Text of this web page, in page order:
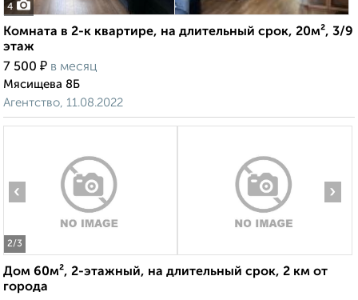
4
Комната в 2-к квартире, на длительный срок, 20м², 3/9
этаж
7 500 ₽ в месяц
Мясищева 8Б
Агентство, 11.08.2022
2/3
‹ ›
Дом 60м², 2-этажный, на длительный срок, 2 км от
города